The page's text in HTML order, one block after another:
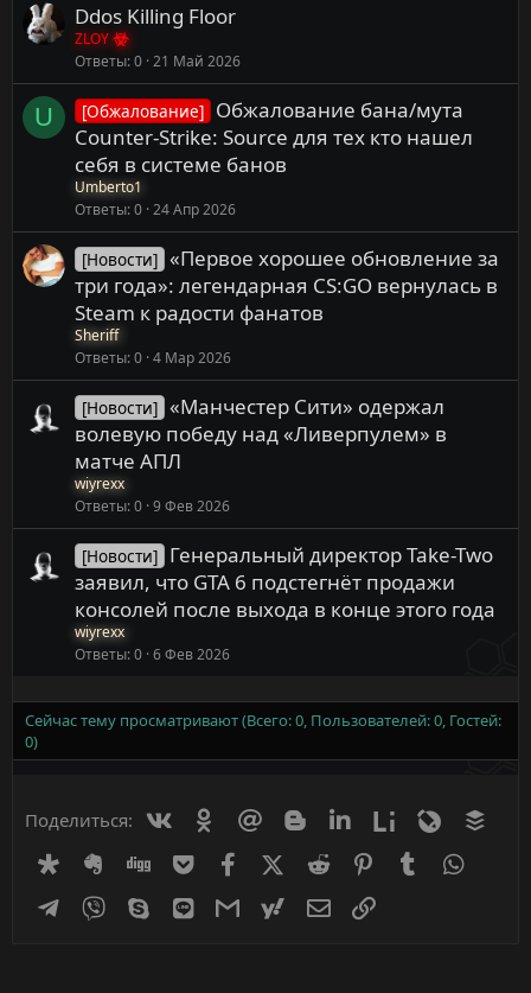
Ddos Killing Floor
ZLOY
Ответы 0 21 Май 2026
U [Обжалование] Обжалование бана/мута
Counter-Strike: Source для тех кто нашел
себя в системе банов
Umberto1
Ответы 0 24 Апр 2026
[Новости] «Первое хорошее обновление за
три года»: легендарная CS:GO вернулась в
Steam к радости фанатов
Sheriff
Ответы 0 4 Мар 2026
[Новости] «Манчестер Сити» одержал
волевую победу над «Ливерпулем» в
матче АПЛ
wiyrexx
Ответы 0 9 Фев 2026
[Новости] Генеральный директор Take-Two
заявил, что GTA 6 подстегнёт продажи
консолей после выхода в конце этого года
wiyrexx
Ответы 0 6 Фев 2026
Сейчас тему просматривают (Всего: 0, Пользователей: 0, Гостей:
0)
Поделиться: ВконтактеОдноклассники
Mail.ru BloggerLinkedinLiveinternet
Livejournal
DiasporaEvernoteDigg GetpocketFacebookX (Twitter)
Reddit PinterestTumblr
Telegram
Viber Skype Line GmailyahoomailЭлектронная почта